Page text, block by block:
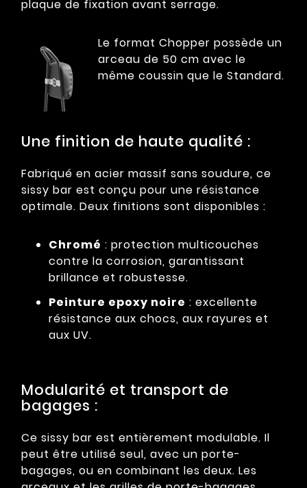
plaque de fixation avant serrage.
Le format Chopper possède un
arceau de 50 cm avec le
même coussin que le Standard.
Une finition de haute qualité :
Fabriqué en acier massif sans soudure, ce
sissy bar est conçu pour une résistance
optimale. Deux finitions sont disponibles :
Chromé : protection multicouches
contre la corrosion, garantissant
brillance et robustesse.
Peinture epoxy noire : excellente
résistance aux chocs, aux rayures et
aux UV.
Modularité et transport de
bagages :
Ce sissy bar est entièrement modulable. Il
peut être utilisé seul, avec un porte-
bagages, ou en combinant les deux. Les